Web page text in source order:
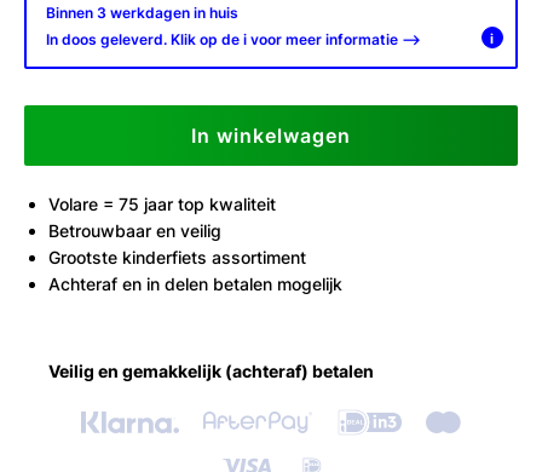
Binnen 3 werkdagen in huis
In doos geleverd. Klik op de i voor meer informatie -->
i
In winkelwagen
Volare = 75 jaar top kwaliteit
Betrouwbaar en veilig
Grootste kinderfiets assortiment
Achteraf en in delen betalen mogelijk
Veilig en gemakkelijk (achteraf) betalen